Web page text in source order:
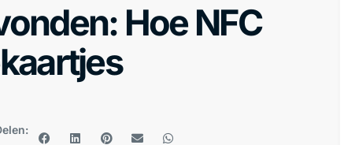
Hoe NFC